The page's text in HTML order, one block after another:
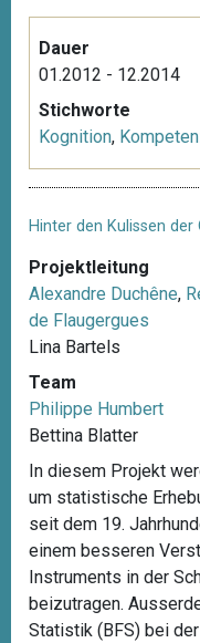
Dauer
01.2012 - 12.2014
Stichworte
Kognition,
Hinter den Kulissen
Projektleitung
Alexandre Duchêne,
de Flaugergues
Lina Bartels
Team
Philippe Humbert
Bettina Blatter
In diesem Projekt
um statistische
seit dem 19.
einem besseren
Instruments in der
beizutragen.
Statistik (BFS) bei